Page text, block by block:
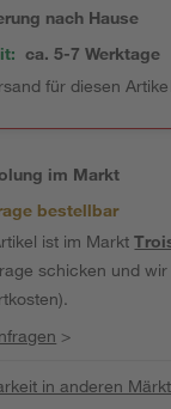
nach Hause
ca. 5-7 Werktage
für diesen Artikel
im Markt
bestellbar
ist im Markt
schicken und
>
in anderen